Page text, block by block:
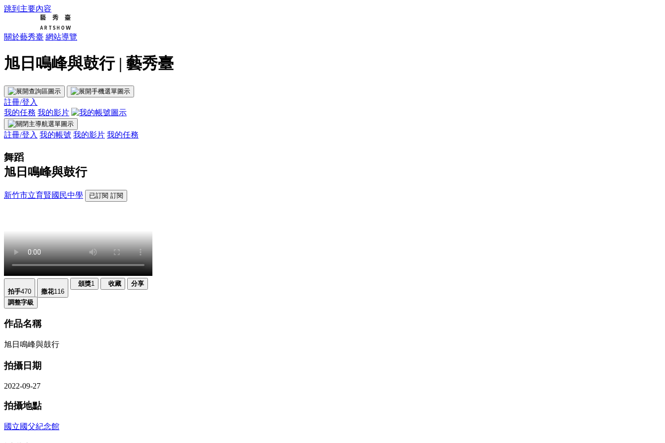
跳到主要內容
關於藝秀臺 網站導覽
旭日鳴峰與鼓行 | 藝秀臺
註冊/登入
我的任務 我的影片
註冊/登入 我的帳號 我的影片 我的任務
舞蹈
旭日鳴峰與鼓行
新竹市立育賢國民中學 已訂閱 訂閱
拍手470 撒花116
頒獎1 收藏 分享
調整字級
作品名稱
旭日鳴峰與鼓行
拍攝日期
2022-09-27
拍攝地點
國立國父紀念館